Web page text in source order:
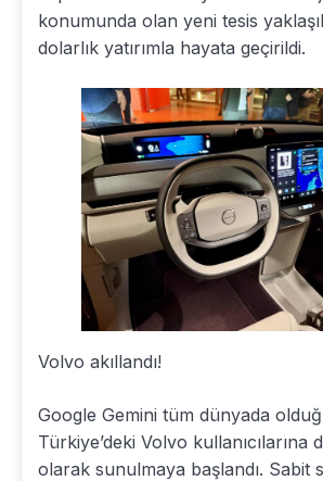
konumunda olan yeni tesis
dolarlık yatırımla hayata geçirildi.
Volvo akıllandı!
Google Gemini tüm dünyada
Türkiye’deki Volvo kullanıcılarına
olarak sunulmaya başlandı. Sabit